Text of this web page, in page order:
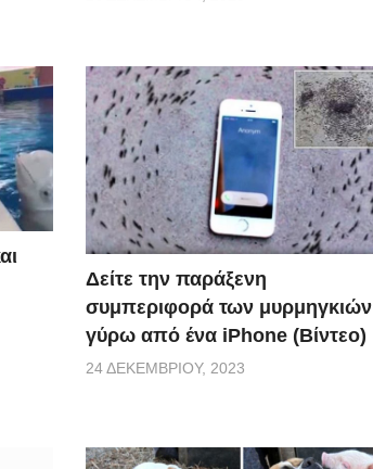
Δείτε την παράξενη
συμπεριφορά των μυρμηγκιών
γύρω από ένα iPhone (Βίντεο)
24 ΔΕΚΕΜΒΡΊΟΥ, 2023